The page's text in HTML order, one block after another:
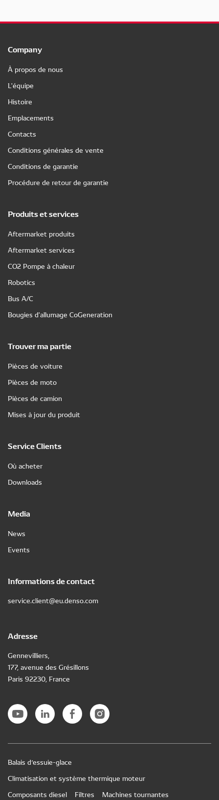
Company
À propos de nous
L'équipe
Histoire
Emplacements
Contacts
Conditions générales de vente
Conditions de garantie
Procédure de retour de garantie
Produits et services
Aftermarket produits
Aftermarket services
CO2 Pompe à chaleur
Robotics
Bus A/C
Bougies d'allumage CoGeneration
Trouver ma partie
Pièces de voiture
Pièces de moto
Pièces de camion
Mises à jour du produit
Service Clients
Où acheter
Downloads
Media
News
Events
Informations de contact
service.client@eu.denso.com
Adresse
Gennevilliers,
177, avenue des Grésillons
Paris 92230, France
Balais d’essuie-glace
Climatisation et système thermique moteur
Composants diesel
Filtres Machines tournantes